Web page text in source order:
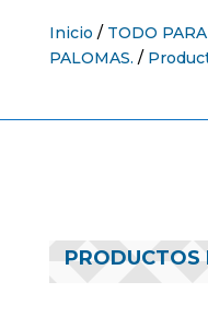
Inicio / TODO
PALOMAS. /
PRODUCTOS